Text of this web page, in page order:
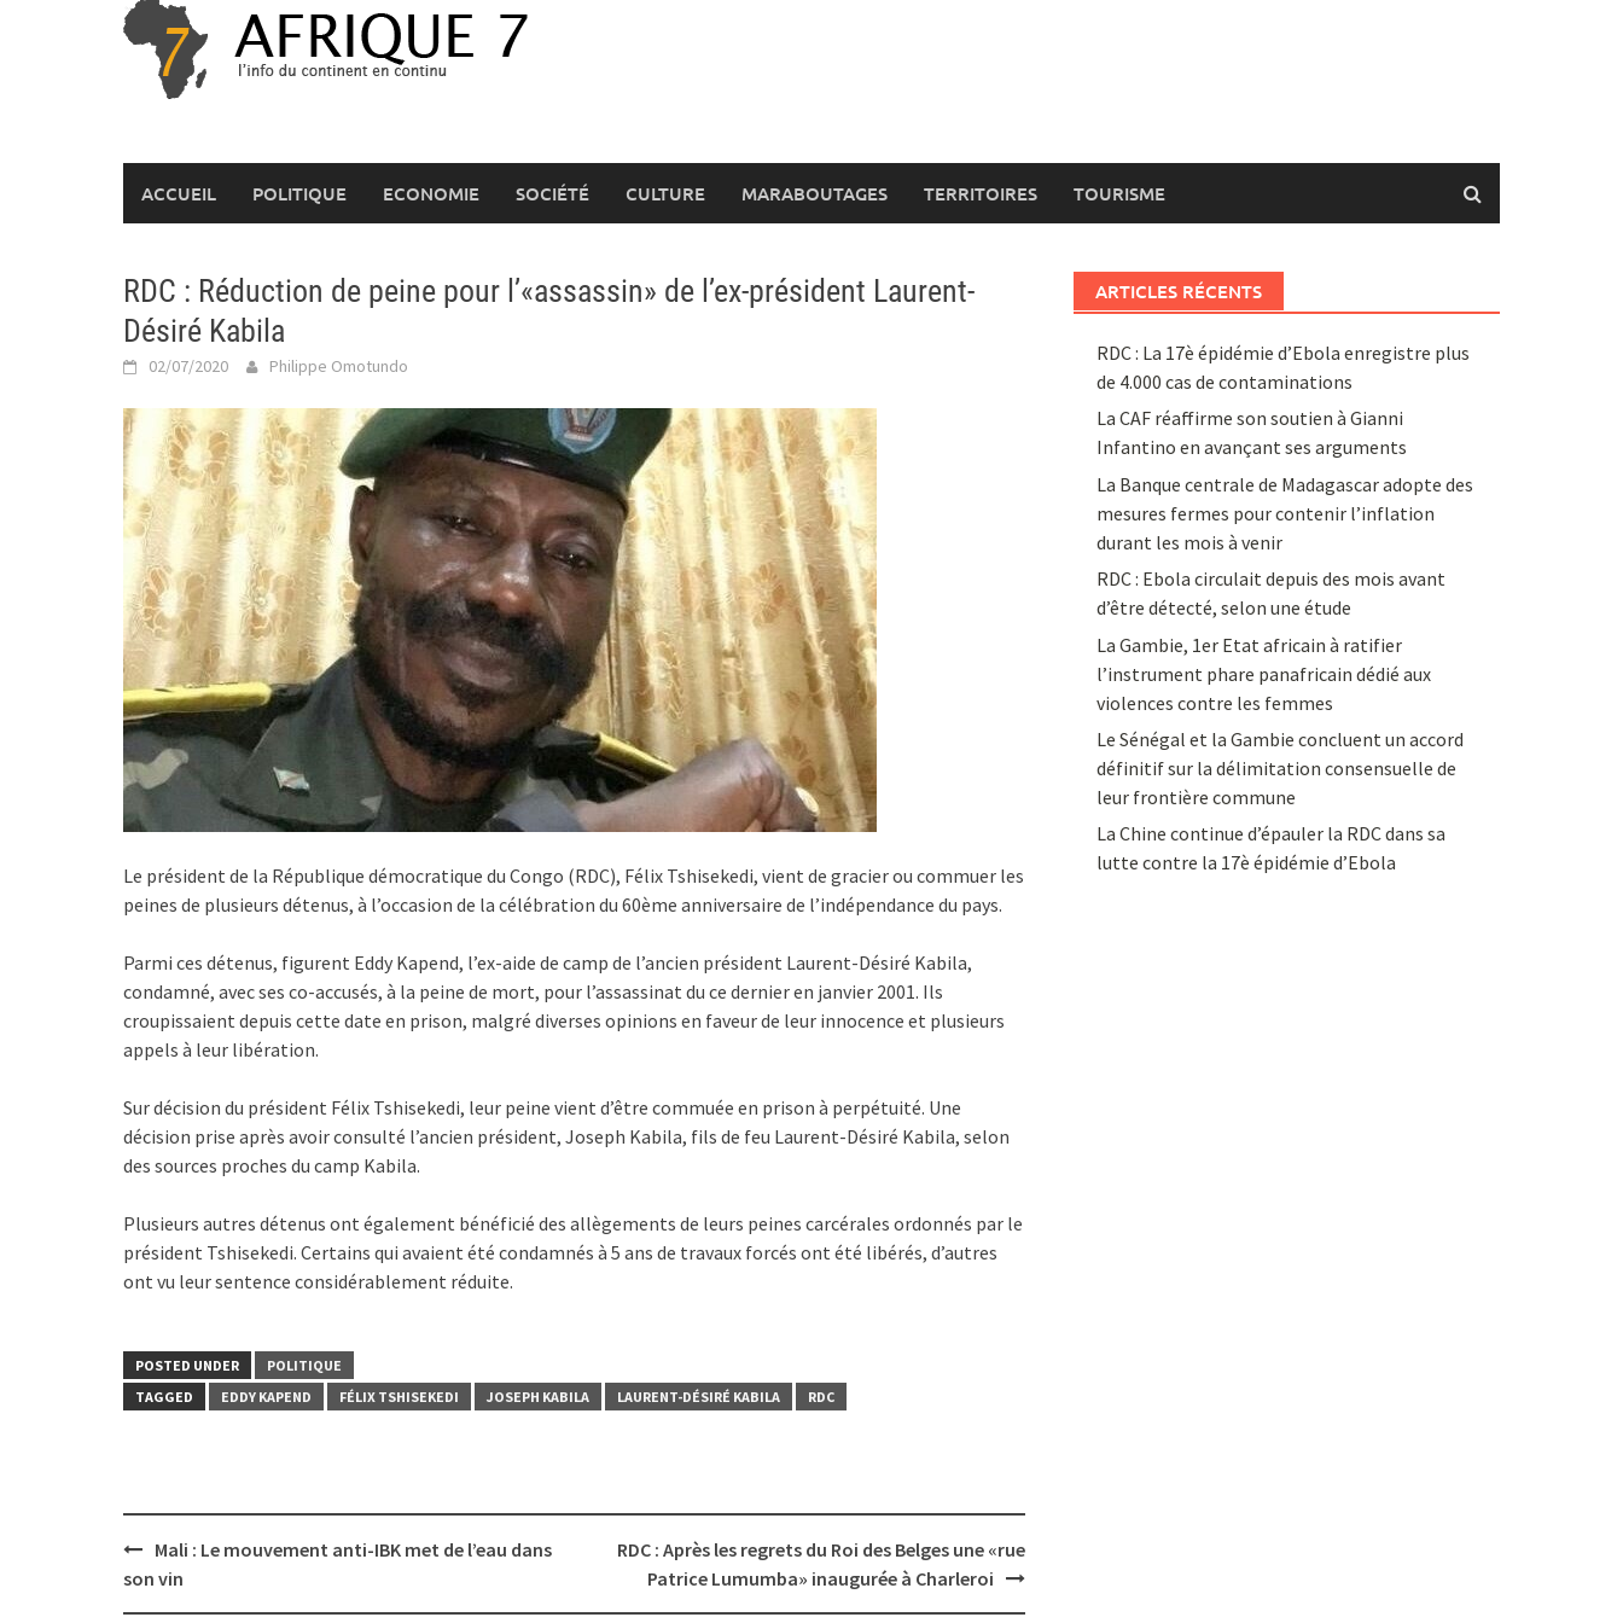
ACCUEIL POLITIQUE ECONOMIE SOCIÉTÉ CULTURE MARABOUTAGES TERRITOIRES TOURISME
RDC : Réduction de peine pour l’«assassin» de l’ex-président Laurent-
Désiré Kabila
02/07/2020 Philippe Omotundo
Le président de la République démocratique du Congo (RDC), Félix Tshisekedi, vient de gracier ou commuer les
peines de plusieurs détenus, à l’occasion de la célébration du 60ème anniversaire de l’indépendance du pays.
Parmi ces détenus, figurent Eddy Kapend, l’ex-aide de camp de l’ancien président Laurent-Désiré Kabila,
condamné, avec ses co-accusés, à la peine de mort, pour l’assassinat du ce dernier en janvier 2001. Ils
croupissaient depuis cette date en prison, malgré diverses opinions en faveur de leur innocence et plusieurs
appels à leur libération.
Sur décision du président Félix Tshisekedi, leur peine vient d’être commuée en prison à perpétuité. Une
décision prise après avoir consulté l’ancien président, Joseph Kabila, fils de feu Laurent-Désiré Kabila, selon
des sources proches du camp Kabila.
Plusieurs autres détenus ont également bénéficié des allègements de leurs peines carcérales ordonnés par le
président Tshisekedi. Certains qui avaient été condamnés à 5 ans de travaux forcés ont été libérés, d’autres
ont vu leur sentence considérablement réduite.
POSTED UNDER
POLITIQUE
TAGGED
EDDY KAPEND FÉLIX TSHISEKEDI JOSEPH KABILA LAURENT-DÉSIRÉ KABILA RDC
Post
navigation
Mali : Le mouvement anti-IBK met de l’eau dans
son vin
RDC : Après les regrets du Roi des Belges une «rue
Patrice Lumumba» inaugurée à Charleroi
ARTICLES RÉCENTS
RDC : La 17è épidémie d’Ebola enregistre plus
de 4.000 cas de contaminations
La CAF réaffirme son soutien à Gianni
Infantino en avançant ses arguments
La Banque centrale de Madagascar adopte des
mesures fermes pour contenir l’inflation
durant les mois à venir
RDC : Ebola circulait depuis des mois avant
d’être détecté, selon une étude
La Gambie, 1er Etat africain à ratifier
l’instrument phare panafricain dédié aux
violences contre les femmes
Le Sénégal et la Gambie concluent un accord
définitif sur la délimitation consensuelle de
leur frontière commune
La Chine continue d’épauler la RDC dans sa
lutte contre la 17è épidémie d’Ebola